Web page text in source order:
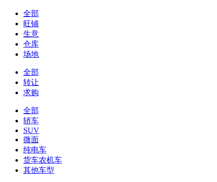
全部
旺铺
生意
仓库
场地
全部
转让
求购
全部
轿车
SUV
微面
纯电车
货车农机车
其他车型